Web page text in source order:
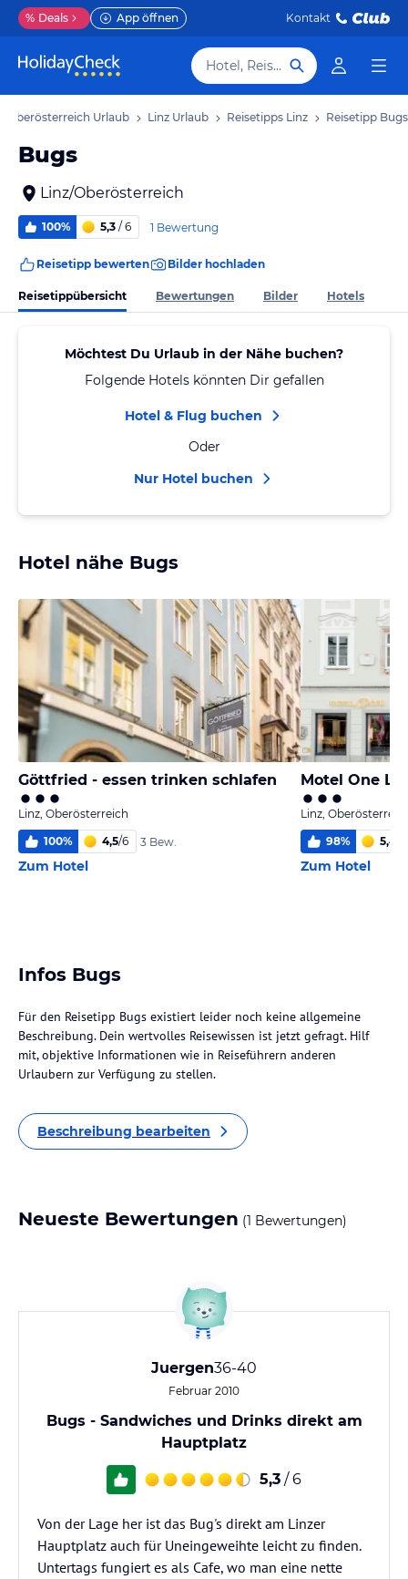
% Deals App öffnen Kontakt
Hotel, Reiseziel
Oberösterreich Urlaub Linz Urlaub Reisetipps Linz Reisetipp Bugs
Bugs
Linz/Oberösterreich
100% 5,3 / 6 1 Bewertung
Reisetipp bewerten Bilder hochladen
Reisetippübersicht Bewertungen Bilder Hotels
Möchtest Du Urlaub in der Nähe buchen?
Folgende Hotels könnten Dir gefallen
Hotel & Flug buchen
Oder
Nur Hotel buchen
Hotel nähe Bugs
Göttfried - essen trinken schlafen
Linz, Oberösterreich
100% 4,5/6 3 Bew.
Zum Hotel
Motel One
Linz,
98% 5,4
Zum Hotel
Infos Bugs
Für den Reisetipp Bugs existiert leider noch keine allgemeine
Beschreibung. Dein wertvolles Reisewissen ist jetzt gefragt. Hilf
mit, objektive Informationen wie in Reiseführern anderen
Urlaubern zur Verfügung zu stellen.
Beschreibung bearbeiten
Neueste Bewertungen (1 Bewertungen)
Juergen36-40
Februar 2010
Bugs - Sandwiches und Drinks direkt am
Hauptplatz
5,3 / 6
Von der Lage her ist das Bug's direkt am Linzer
Hauptplatz auch für Uneingeweihte leicht zu finden.
Untertags fungiert es als Cafe, wo man eine nette